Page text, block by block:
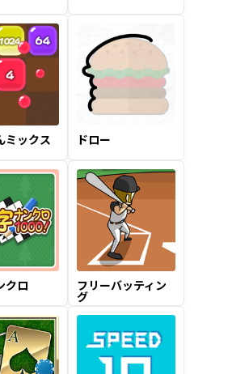
ミックス ドロー
クロ フリーバッティン
グ